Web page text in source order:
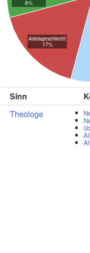
Adelsgeschlecht
17%
6%
Sinn
Theologe